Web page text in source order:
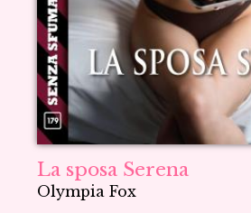
La sposa Serena
Olympia Fox